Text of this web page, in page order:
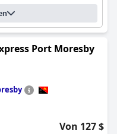
Port Moresby
Von 127 $